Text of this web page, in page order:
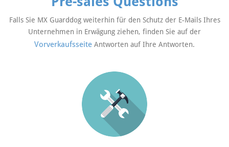
Falls Sie MX Guarddog weiterhin für den Schutz der E-Mails Ihres
Unternehmen in Erwägung ziehen, finden Sie auf der
Vorverkaufsseite Antworten auf Ihre Antworten.